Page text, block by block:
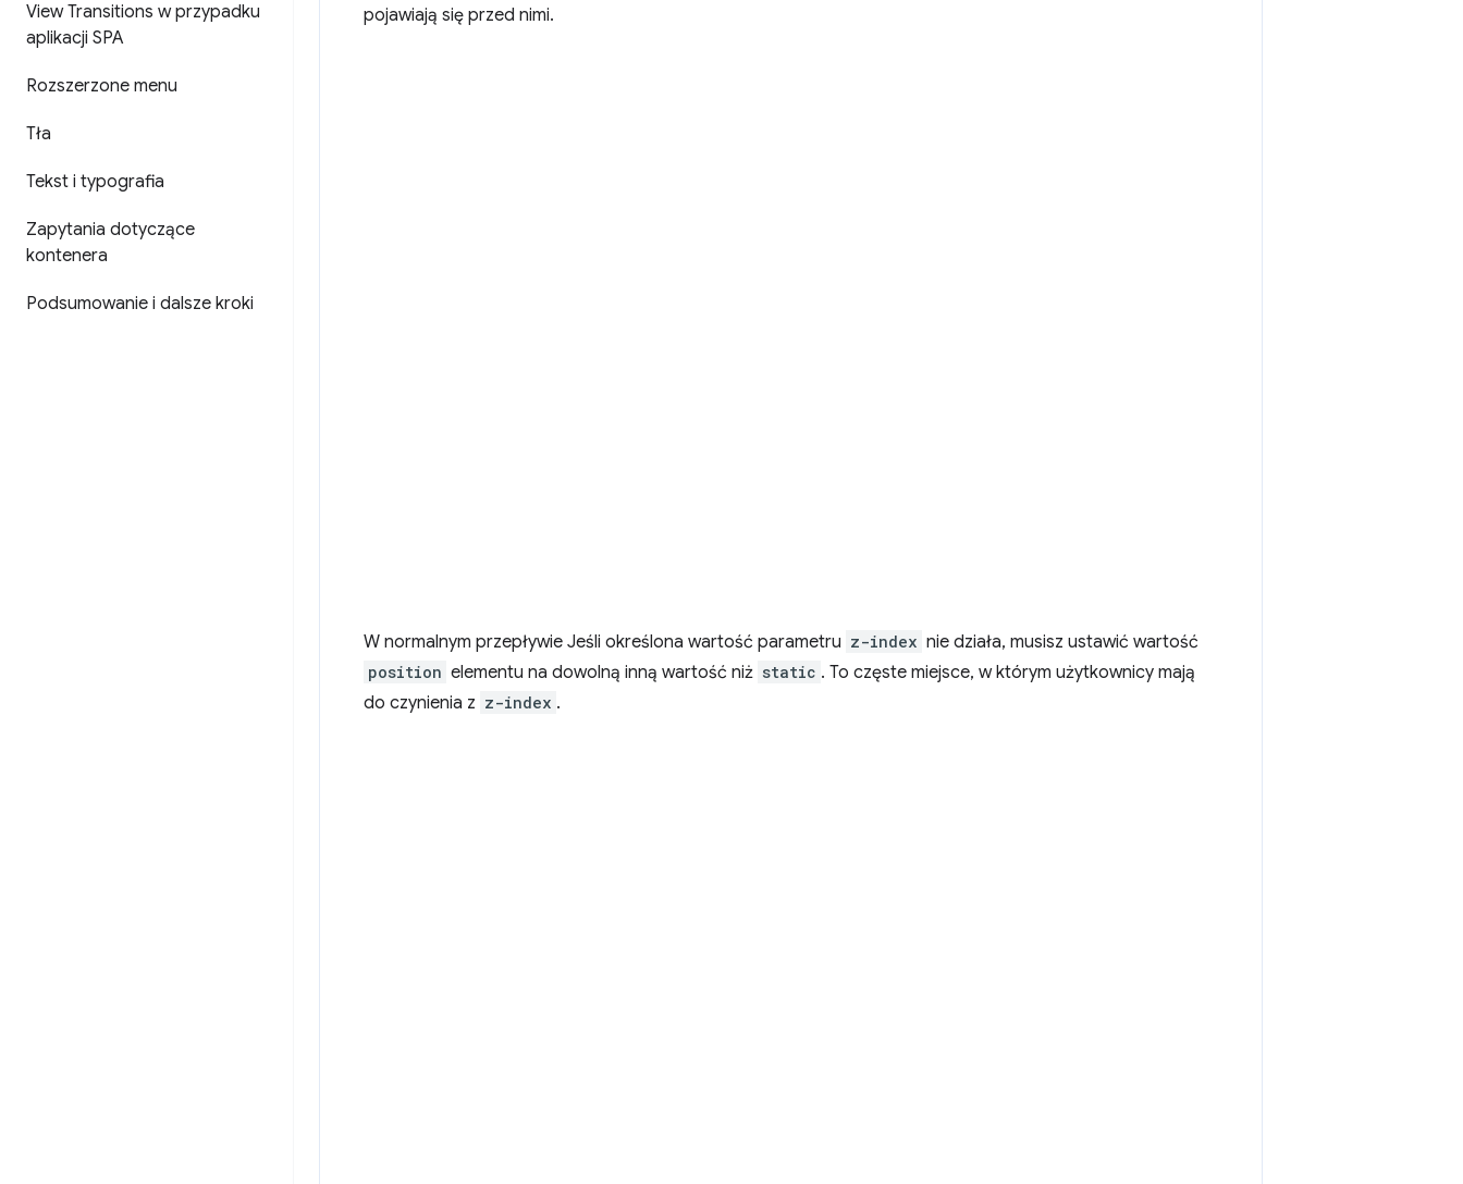
View Transitions w przypadku
aplikacji SPA
Rozszerzone menu
Tła
Tekst i typografia
Zapytania dotyczące
kontenera
Podsumowanie i dalsze kroki
pojawiają się przed nimi.
W normalnym przepływie Jeśli określona wartość parametru z-index nie działa, musisz ustawić wartość
position elementu na dowolną inną wartość niż static . To częste miejsce, w którym użytkownicy mają
do czynienia z z-index .